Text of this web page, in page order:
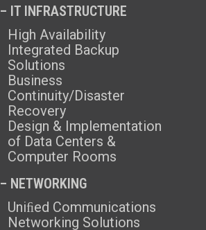
– IT INFRASTRUCTURE
High Availability
Integrated Backup
Solutions
Business
Continuity/Disaster
Recovery
Design & Implementation
of Data Centers &
Computer Rooms
– NETWORKING
Uniﬁed Communications
Networking Solutions